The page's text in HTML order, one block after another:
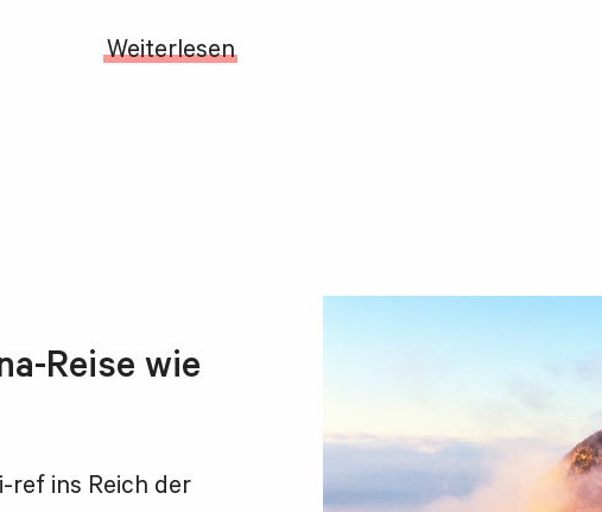
Weiterlesen
Reise wie
ref ins Reich der